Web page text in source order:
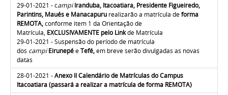
29-01-2021 - campiIranduba, Itacoatiara, Presidente Figueiredo,
Parintins, Maués e Manacapuru realizarão a matrícula deforma
REMOTA,conforme item 1 da Orientação de
Matrícula, EXCLUSIVAMENTE pelo Linkde Matrícula
29-01-2021 - Suspensão do período de matrícula
dos campiEirunepéeTefé,em breve serão divulgadas as novas
datas
28-01-2021 -Anexo II Calendário de Matrículas do Campus
Itacoatiara (passará a realizar a matrícula deforma REMOTA)